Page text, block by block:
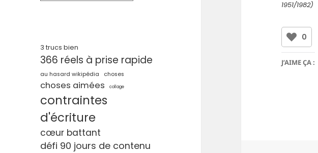
3 trucs bien
366 réels à prise rapide
au hasard wikipédia choses
choses aimées collage
contraintes
d'écriture
cœur battant
défi 90 jours de contenu
1951/1982)
0
J’AIME ÇA :